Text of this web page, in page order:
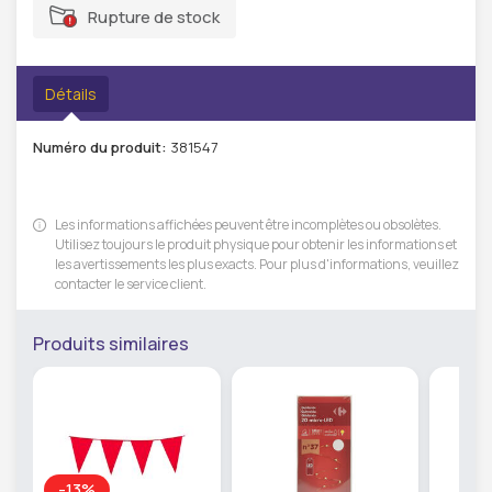
Rupture de stock
Détails
Numéro du produit: 381547
Les informations affichées peuvent être incomplètes ou obsolètes.
Utilisez toujours le produit physique pour obtenir les informations et
les avertissements les plus exacts. Pour plus d'informations, veuillez
contacter le service client.
Produits similaires